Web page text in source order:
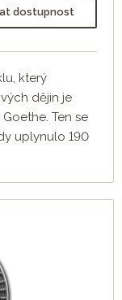
dostupnost
který
dějin je
Ten se
uplynulo 190